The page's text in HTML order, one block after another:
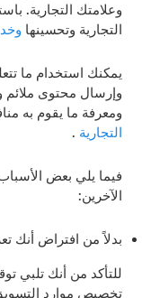
وعلامتك التجارية.
التجارية وتحسينها
يمكنك استخدام ما
وإرسال محتوى ملائم
ومعرفة ما يقوم به
التجارية .
فيما يلي بعض
الآخرين:
بدلاً من افتراض أنك
للتأكد من أنك تلبي
تخصيص موارد